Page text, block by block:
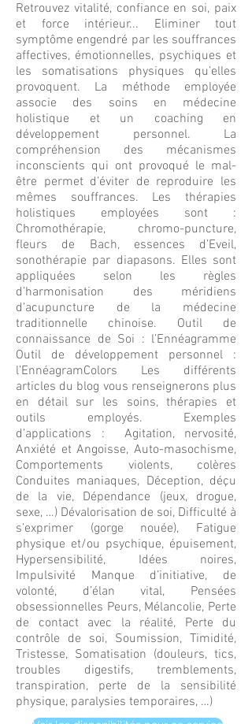
Retrouvez vitalité, confiance en soi, paix
et force intérieur... Eliminer tout
symptôme engendré par les souffrances
affectives, émotionnelles, psychiques et
les somatisations physiques qu’elles
provoquent. La méthode employée
associe des soins en médecine
holistique et un coaching en
développement personnel. La
compréhension des mécanismes
inconscients qui ont provoqué le mal-
être permet d’éviter de reproduire les
mêmes souffrances. Les thérapies
holistiques employées sont :
Chromothérapie, chromo-puncture,
fleurs de Bach, essences d’Eveil,
sonothérapie par diapasons. Elles sont
appliquées selon les règles
d’harmonisation des méridiens
d’acupuncture de la médecine
traditionnelle chinoise. Outil de
connaissance de Soi : l’Ennéagramme
Outil de développement personnel :
l’EnnéagramColors Les différents
articles du blog vous renseignerons plus
en détail sur les soins, thérapies et
outils employés. Exemples
d’applications : Agitation, nervosité,
Anxiété et Angoisse, Auto-masochisme,
Comportements violents, colères
Conduites maniaques, Déception, déçu
de la vie, Dépendance (jeux, drogue,
sexe, …) Dévalorisation de soi, Difficulté à
s’exprimer (gorge nouée), Fatigue
physique et/ou psychique, épuisement,
Hypersensibilité, Idées noires,
Impulsivité Manque d’initiative, de
volonté, d’élan vital, Pensées
obsessionnelles Peurs, Mélancolie, Perte
de contact avec la réalité, Perte du
contrôle de soi, Soumission, Timidité,
Tristesse, Somatisation (douleurs, tics,
troubles digestifs, tremblements,
transpiration, perte de la sensibilité
physique, paralysies temporaires, …)